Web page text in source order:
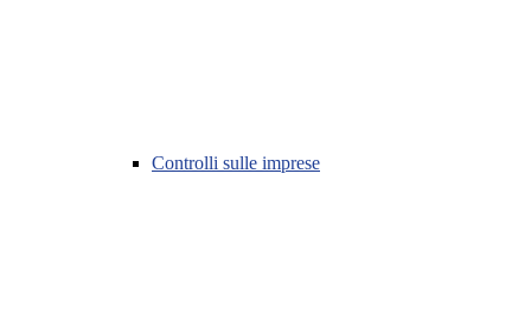
Controlli sulle imprese